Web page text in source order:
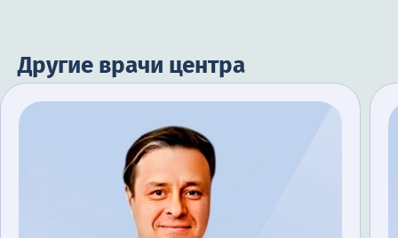
Другие врачи центра